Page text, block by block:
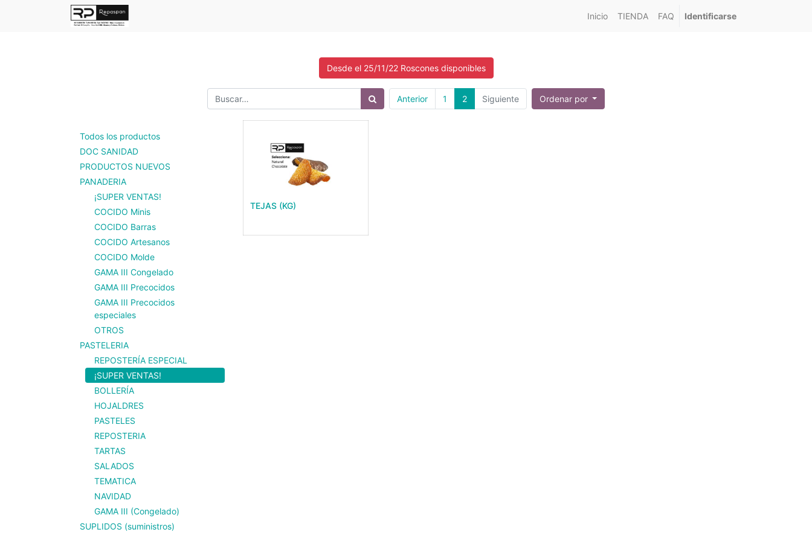
Inicio TIENDA FAQ Identificarse
Desde el 25/11/22 Roscones disponibles
Anterior 1 2 Siguiente Ordenar por
Todos los productos
DOC SANIDAD
PRODUCTOS NUEVOS
PANADERIA
¡SUPER VENTAS!
COCIDO Minis
COCIDO Barras
COCIDO Artesanos
COCIDO Molde
GAMA III Congelado
GAMA III Precocidos
GAMA III Precocidos
especiales
OTROS
PASTELERIA
REPOSTERÍA ESPECIAL
¡SUPER VENTAS!
BOLLERÍA
HOJALDRES
PASTELES
REPOSTERIA
TARTAS
SALADOS
TEMATICA
NAVIDAD
GAMA III (Congelado)
SUPLIDOS (suministros)
TEJAS (KG)